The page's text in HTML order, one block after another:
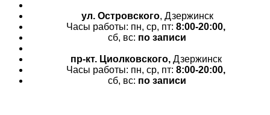
ул. Островского, Дзержинск
Часы работы: пн, ср, пт: 8:00-20:00,
сб, вс: по записи
пр-кт. Циолковского, Дзержинск
Часы работы: пн, ср, пт: 8:00-20:00,
сб, вс: по записи